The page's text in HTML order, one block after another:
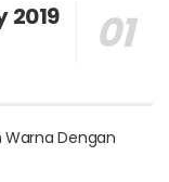
2019
Warna Dengan